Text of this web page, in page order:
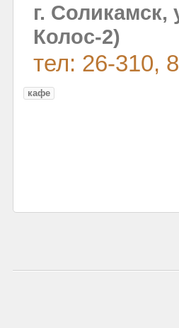
г.
Колос-2)
тел: 26-310,
кафе